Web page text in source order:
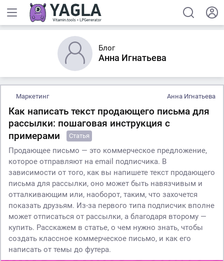
Блог
Анна Игнатьева
Маркетинг Анна Игнатьева
Как написать текст продающего письма для
рассылки: пошаговая инструкция с
примерами
Статья
Продающее письмо — это коммерческое предложение,
которое отправляют на email подписчика. В
зависимости от того, как вы напишете текст продающего
письма для рассылки, оно может быть навязчивым и
отталкивающим или, наоборот, таким, что захочется
показать друзьям. Из-за первого типа подписчик вполне
может отписаться от рассылки, а благодаря второму —
купить. Расскажем в статье, о чем нужно знать, чтобы
создать классное коммерческое письмо, и как его
написать от темы до футера.